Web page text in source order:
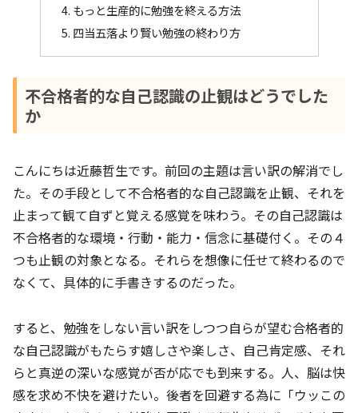
もっと生産的に勉強を終える方法
四当五落より賢い勉強の終わり方
不合格者的な自己認識の止観はどうでした
か
こんにちは近藤哲生です。前回の主題は言い訳の解消でし
た。その手段として不合格者的な自己認識を止観、それを
止まって観て自ずと覚える感覚を味わう。その自己認識は
不合格者的な環境・行動・能力・信念に基礎付く。その４
つも止観の対象となる。それらを想像に任せて終わるので
なくて、具体的に手書きするのだった。
すると、勉強をしない言い訳をしつつ自らが望む合格者的
な自己認識がもたらす嬉しさや楽しさ、自己肯定感、それ
らと真逆の深いな感覚が否が応でも到来する。人、脳は快
感を求め不快を避けたい。後者を回避する為に「ウッこの